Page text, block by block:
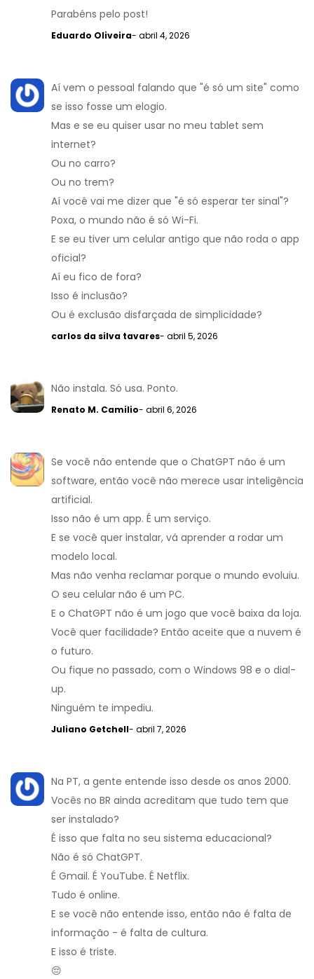
Parabéns pelo post!
Eduardo Oliveira- abril 4, 2026
Aí vem o pessoal falando que "é só um site" como
se isso fosse um elogio.
Mas e se eu quiser usar no meu tablet sem
internet?
Ou no carro?
Ou no trem?
Aí você vai me dizer que "é só esperar ter sinal"?
Poxa, o mundo não é só Wi-Fi.
E se eu tiver um celular antigo que não roda o app
oficial?
Aí eu fico de fora?
Isso é inclusão?
Ou é exclusão disfarçada de simplicidade?
carlos da silva tavares- abril 5, 2026
Não instala. Só usa. Ponto.
Renato M. Camilio- abril 6, 2026
Se você não entende que o ChatGPT não é um
software, então você não merece usar inteligência
artificial.
Isso não é um app. É um serviço.
E se você quer instalar, vá aprender a rodar um
modelo local.
Mas não venha reclamar porque o mundo evoluiu.
O seu celular não é um PC.
E o ChatGPT não é um jogo que você baixa da loja.
Você quer facilidade? Então aceite que a nuvem é
o futuro.
Ou fique no passado, com o Windows 98 e o dial-
up.
Ninguém te impediu.
Juliano Getchell- abril 7, 2026
Na PT, a gente entende isso desde os anos 2000.
Vocês no BR ainda acreditam que tudo tem que
ser instalado?
É isso que falta no seu sistema educacional?
Não é só ChatGPT.
É Gmail. É YouTube. É Netflix.
Tudo é online.
E se você não entende isso, então não é falta de
informação - é falta de cultura.
E isso é triste.
😔